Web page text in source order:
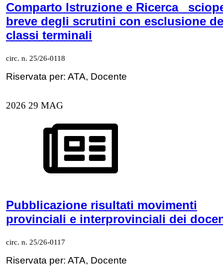
Comparto Istruzione e Ricerca_
breve degli scrutini con esclusione
classi terminali
circ. n. 25/26-0118
Riservata per: ATA, Docente
2026 29 MAG
Pubblicazione risultati movimenti
provinciali e interprovinciali dei
circ. n. 25/26-0117
Riservata per: ATA, Docente